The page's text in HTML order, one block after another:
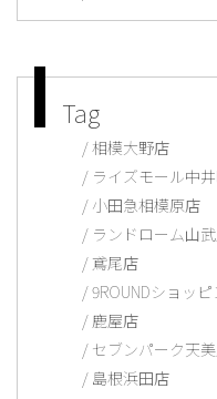
Tag
相模大野店
ライズモール中
小田急相模原店
ランドローム山
鳶尾店
9ROUNDショッ
鹿屋店
セブンパーク天
島根浜田店